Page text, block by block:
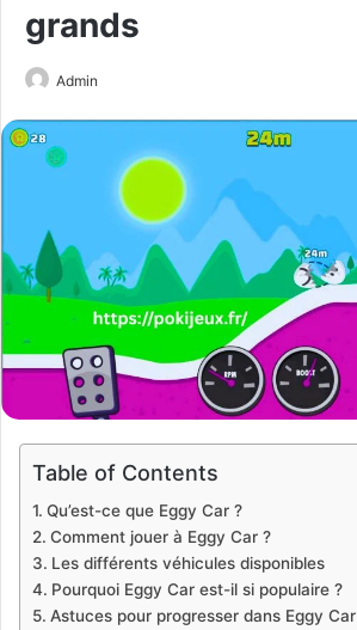
grands
Admin
Table of Contents
Qu’est-ce que Eggy Car ?
Comment jouer à Eggy Car ?
Les différents véhicules disponibles
Pourquoi Eggy Car est-il si populaire ?
Astuces pour progresser dans Eggy Car